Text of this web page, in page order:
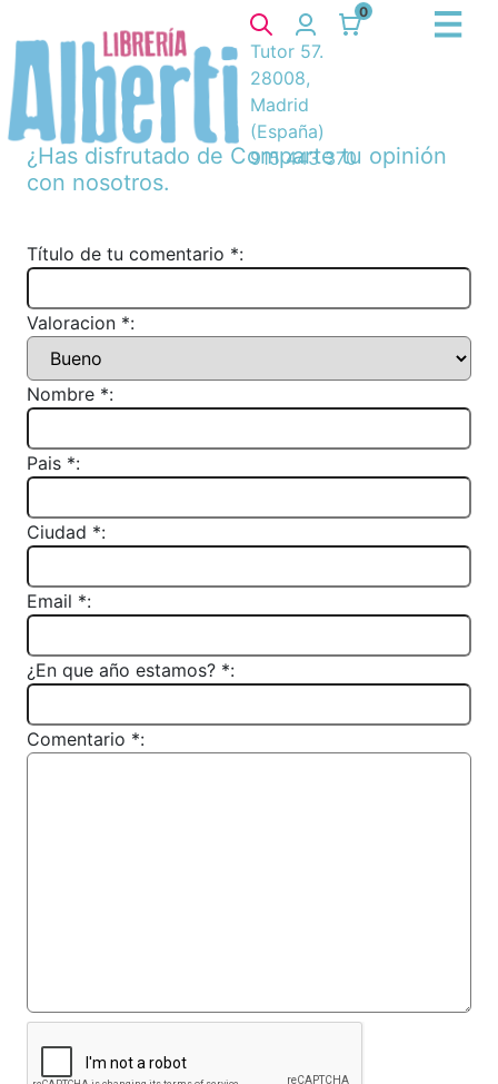
0
Tutor 57.
28008,
Madrid
(España)
915 443 370
¿Has disfrutado de Comparte tu opinión
con nosotros.
Título de tu comentario *:
Valoracion *:
Nombre *:
Pais *:
Ciudad *:
Email *:
¿En que año estamos? *:
Comentario *: